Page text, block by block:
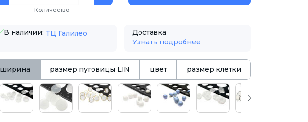
Количество
В наличии: ТЦ Галилео
Доставка
Узнать подробнее
ширина размер пуговицы LIN цвет размер клетки